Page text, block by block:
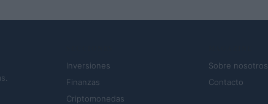
Inversiones
Finanzas
Criptomonedas
Sobre nosotros
Contacto